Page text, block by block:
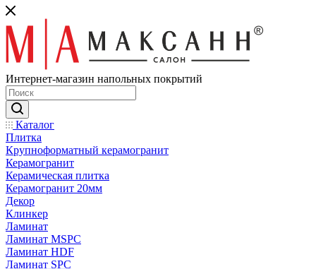
Интернет-магазин напольных покрытий
Каталог
Плитка
Крупноформатный керамогранит
Керамогранит
Керамическая плитка
Керамогранит 20мм
Декор
Клинкер
Ламинат
Ламинат MSPC
Ламинат HDF
Ламинат SPC